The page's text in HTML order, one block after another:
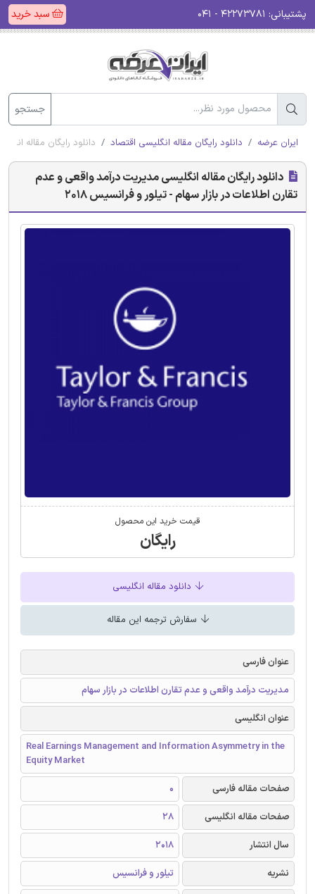
پشتیبانی: سبد خرید
جستجو
ایران عرضه دانلود رایگان مقاله انگلیسی اقتصاد دانلود رایگان مقاله
دانلود رایگان مقاله انگلیسی مدیریت درآمد واقعی و عدم
تقارن اطلاعات در بازار سهام - تیلور و فرانسیس 2018
قیمت خرید این محصول
رایگان
دانلود مقاله انگلیسی
سفارش ترجمه این مقاله
عنوان فارسی
مدیریت درآمد واقعی و عدم تقارن اطلاعات در بازار سهام
عنوان انگلیسی
Real Earnings Management and Information Asymmetry in the
Equity Market
صفحات مقاله فارسی
0
صفحات مقاله انگلیسی
28
سال انتشار
2018
نشریه
تیلور و فرانسیس